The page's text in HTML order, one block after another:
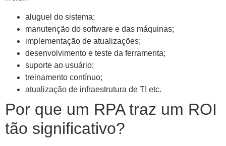
aluguel do sistema;
manutenção do software e das máquinas;
implementação de atualizações;
desenvolvimento e teste da ferramenta;
suporte ao usuário;
treinamento contínuo;
atualização de infraestrutura de TI etc.
Por que um RPA traz um ROI
tão significativo?